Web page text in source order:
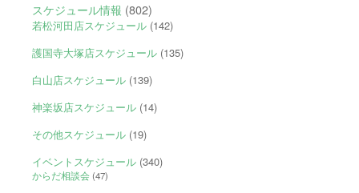
スケジュール情報 (802)
若松河田店スケジュール(142)
護国寺大塚店スケジュール(135)
白山店スケジュール(139)
神楽坂店スケジュール(14)
その他スケジュール(19)
イベントスケジュール(340)
からだ相談会(47)